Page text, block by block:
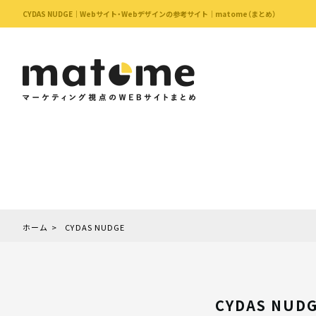
CYDAS NUDGE｜Webサイト・Webデザインの参考サイト｜matome（まとめ）
ホーム CYDAS NUDGE
CYDAS